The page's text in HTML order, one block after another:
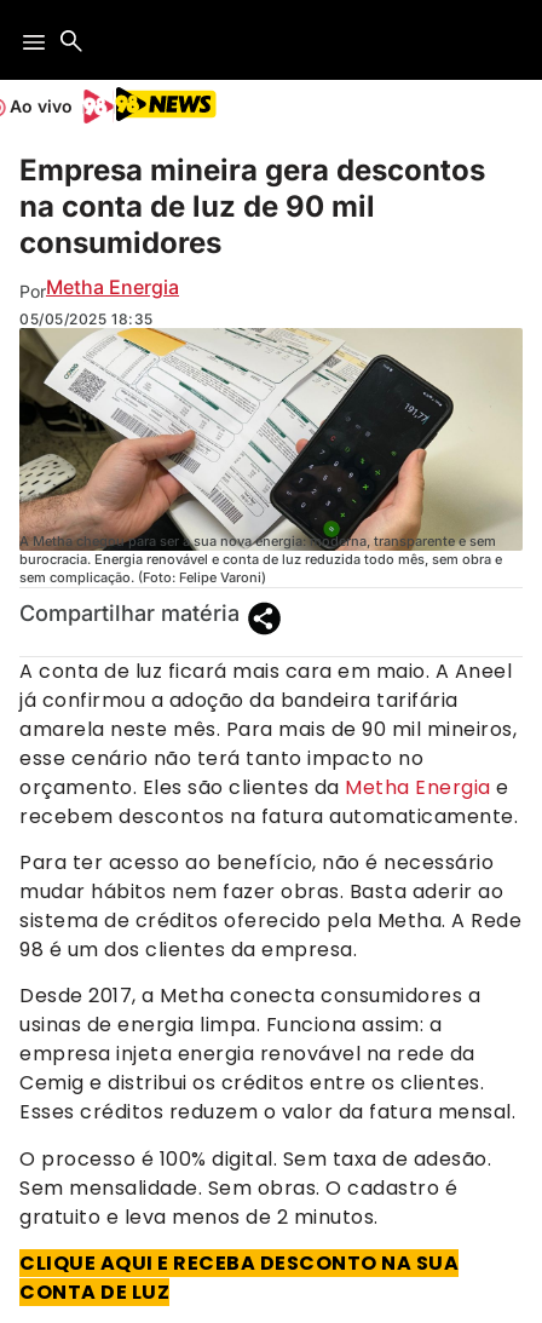
Ao vivo
Empresa mineira gera descontos
na conta de luz de 90 mil
consumidores
PorMetha Energia
05/05/2025 18:35
A Metha chegou para ser a sua nova energia: moderna, transparente e sem
burocracia. Energia renovável e conta de luz reduzida todo mês, sem obra e
sem complicação. (Foto: Felipe Varoni)
Compartilhar matéria
A conta de luz ficará mais cara em maio. A Aneel
já confirmou a adoção da bandeira tarifária
amarela neste mês. Para mais de 90 mil mineiros,
esse cenário não terá tanto impacto no
orçamento. Eles são clientes da Metha Energia e
recebem descontos na fatura automaticamente.
Para ter acesso ao benefício, não é necessário
mudar hábitos nem fazer obras. Basta aderir ao
sistema de créditos oferecido pela Metha. A Rede
98 é um dos clientes da empresa.
Desde 2017, a Metha conecta consumidores a
usinas de energia limpa. Funciona assim: a
empresa injeta energia renovável na rede da
Cemig e distribui os créditos entre os clientes.
Esses créditos reduzem o valor da fatura mensal.
O processo é 100% digital. Sem taxa de adesão.
Sem mensalidade. Sem obras. O cadastro é
gratuito e leva menos de 2 minutos.
CLIQUE AQUI E RECEBA DESCONTO NA SUA
CONTA DE LUZ